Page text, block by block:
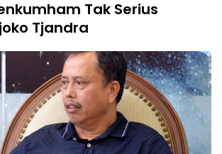
Tak Serius
Tjandra